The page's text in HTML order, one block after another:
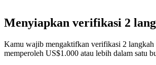
Menyiapkan verifikasi 2
Kamu wajib mengaktifkan verifikasi 2 langkah
memperoleh US$1.000 atau lebih dalam satu